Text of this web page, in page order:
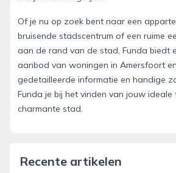
Of je nu op zoek bent naar een
bruisende stadscentrum of een ruime
aan de rand van de stad, Funda biedt
aanbod van woningen in Amersfoort
gedetailleerde informatie en handige
Funda je bij het vinden van jouw ideale
charmante stad.
Recente artikelen